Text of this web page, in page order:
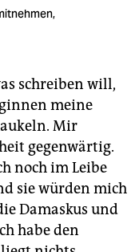
schreiben will,
meine
Mir
gegenwärtig.
noch im Leibe
sie würden mich
Damaskus und
habe den